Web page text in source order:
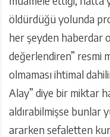
öldürdüğü yolunda
her şeyden haberdar
değerlendiren” resmi
olmaması ihtimal
Alay” diye bir miktar
aldırabilmişse bunlar
ararken sefaletten